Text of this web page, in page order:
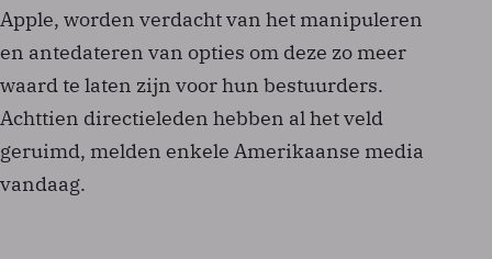
Apple, worden verdacht van het manipuleren
en antedateren van opties om deze zo meer
waard te laten zijn voor hun bestuurders.
Achttien directieleden hebben al het veld
geruimd, melden enkele Amerikaanse media
vandaag.